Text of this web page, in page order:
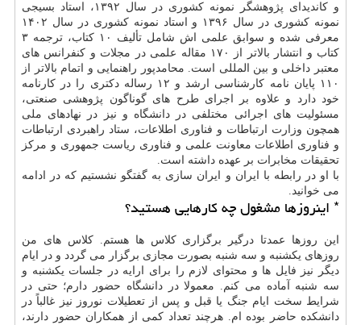
و کاندیدای پژوهشگر نمونه کشوری در سال ۱۳۹۲، استاد بسیجی
نمونه کشوری در سال ۱۳۹۶ و استاد نمونه کشوری در سال ۱۴۰۲
معرفی شده و سوابق علمی اش شامل تألیف ۱۰ کتاب، ترجمه ۳
کتاب و انتشار بالاتر از ۱۷۰ مقاله علمی در مجلات و کنفرانس های
معتبر داخلی و بین المللی است. محامدپور راهنمایی و اتمام بالاتر از
۱۱۰ پایان نامه کارشناسی ارشد و ۱۲ رساله دکتری را در کارنامه
خود دارد و علاوه بر اجرای طرح های گوناگون پژوهشی صنعتی،
مسئولیت های اجرائی مختلفی در دانشگاه و نیز در نهادهای ملی
همچون وزارت ارتباطات و فناوری اطلاعات، ستاد راهبردی ارتباطات
و فناوری اطلاعات معاونت علمی و فناوری ریاست جمهوری و مرکز
تحقیقات مخابرات بر عهده داشته است.
با او در رابطه با ایران و ایران سازی به گفتگو نشستیم که در ادامه
می خوانید.
* اینروزها مشغول چه کارهایی هستید؟
این روزها عمدتا درگیر برگزاری کلاس ها هستم. کلاس های من
روزهای یکشنبه و سه شنبه بصورت مجازی برگزار می گردد و در ایام
دیگر نیز فایل ها و محتوای لازم را برای ارایه در جلسات یکشنبه و
سه شنبه آماده می کنم. معمولا در دانشگاه حضور دارم؛ حتی در
شرایط سخت ایام جنگ یا قبل و پس از تعطیلات نوروز نیز غالباً در
دانشکده حاضر بوده ام. هرچند تعداد کمی از همکاران حضور دارند،